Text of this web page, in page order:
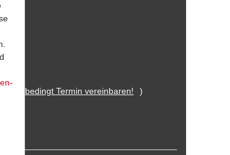
Bitte unbedingt Termin vereinbaren! )